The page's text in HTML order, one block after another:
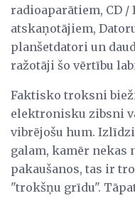
radioaparātiem, CD /
atskaņotājiem,
planšetdatori un
ražotāji šo vērtību
Faktisko troksni
elektronisku zibsni
vibrējošu hum.
galam, kamēr nekas
pakaušanos, tas ir
"trokšņu grīdu".